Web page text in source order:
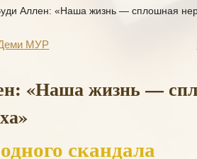
Аллен: «Наша жизнь — сплошная
МУР
«Наша жизнь —
скандала